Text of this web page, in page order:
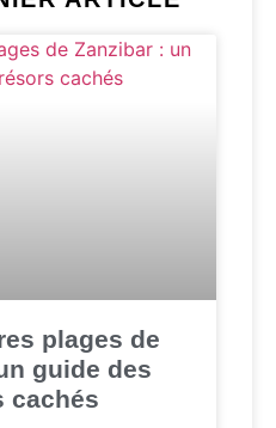
plages de
guide des
cachés